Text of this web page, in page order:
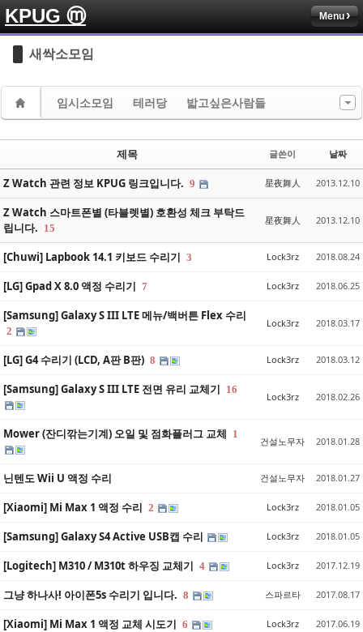
KPUG ⓜ Menu
새싹소모임
임시소모임 테러당 밟고싶은사람들
제목 글쓴이 날짜
Z Watch 관련 정보 KPUG 링크입니다. 9 星夜舞人 2013.12.10
Z Watch 스마트폰별 (타블렛별) 호환성 체크 부탁드
립니다. 15
星夜舞人 2013.12.10
[Chuwi] Lapbook 14.1 키보드 수리기 3 Lock3rz 2018.08.24
[LG] Gpad X 8.0 액정 수리기 7 Lock3rz 2018.06.25
[Samsung] Galaxy S III LTE 메뉴/백버튼 Flex 수리
2
Lock3rz 2018.03.17
[LG] G4 수리기 (LCD, A판 B판) 8 Lock3rz 2018.03.12
[Samsung] Galaxy S III LTE 전면 유리 교체기 16
Lock3rz 2018.02.26
Mower (잔디깎는기계) 오일 및 점화플러그 교체 1
건설노무자 2018.01.28
닌텐도 Wii U 액정 수리 건설노무자 2018.01.27
[Xiaomi] Mi Max 1 액정 수리 2 Lock3rz 2018.01.05
[Samsung] Galaxy S4 Active USB캡 수리 Lock3rz 2018.01.05
[Logitech] M310 / M310t 하우징 교체기 4 Lock3rz 2017.12.19
그냥 하나사! 아이폰5s 수리기 입니다. 8 스파르타 2017.08.17
[Xiaomi] Mi Max 1 액정 교체 시도기 6 Lock3rz 2017.06.19
Sketchbook5, 스케치북5
Sketchbook5, 스케치북5
Sketchbook5, 스케치북5
Sketchbook5, 스케치북5